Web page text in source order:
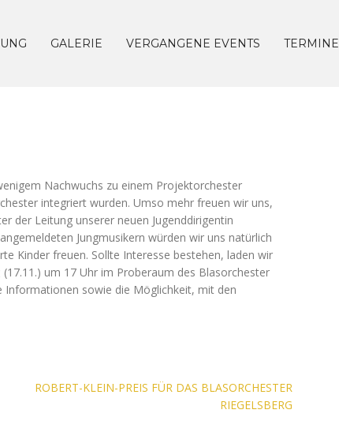
GALERIE VERGANGENE EVENTS TERMINE
Nachwuchs zu einem Projektorchester
integriert wurden. Umso mehr freuen wir uns,
der Leitung unserer neuen Jugenddirigentin
Jungmusikern würden wir uns natürlich
Kinder freuen. Sollte Interesse bestehen, laden wir
(17.11.) um 17 Uhr im Proberaum des Blasorchester
Informationen sowie die Möglichkeit, mit den
ROBERT-KLEIN-PREIS FÜR DAS BLASORCHESTER
RIEGELSBERG